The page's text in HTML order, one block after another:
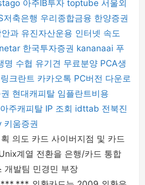
아주IB투자 toptube 서울외
저축은행 우리종합금융 한양증권
과 유진자산운용 인터넷 속도
한국투자증권 kananaai 푸
명 수협 유기견 무료분양 PCA생
링크란트 카카오톡 PC버전 다운로
현대캐피탈 임플란트비용
아주캐피탈 IP 조회 idttab 전북진
키움증권
의도 카드 사이버지점 및 카드
계열 전환을 은행/카드 통합
개발팀 민경민 부장